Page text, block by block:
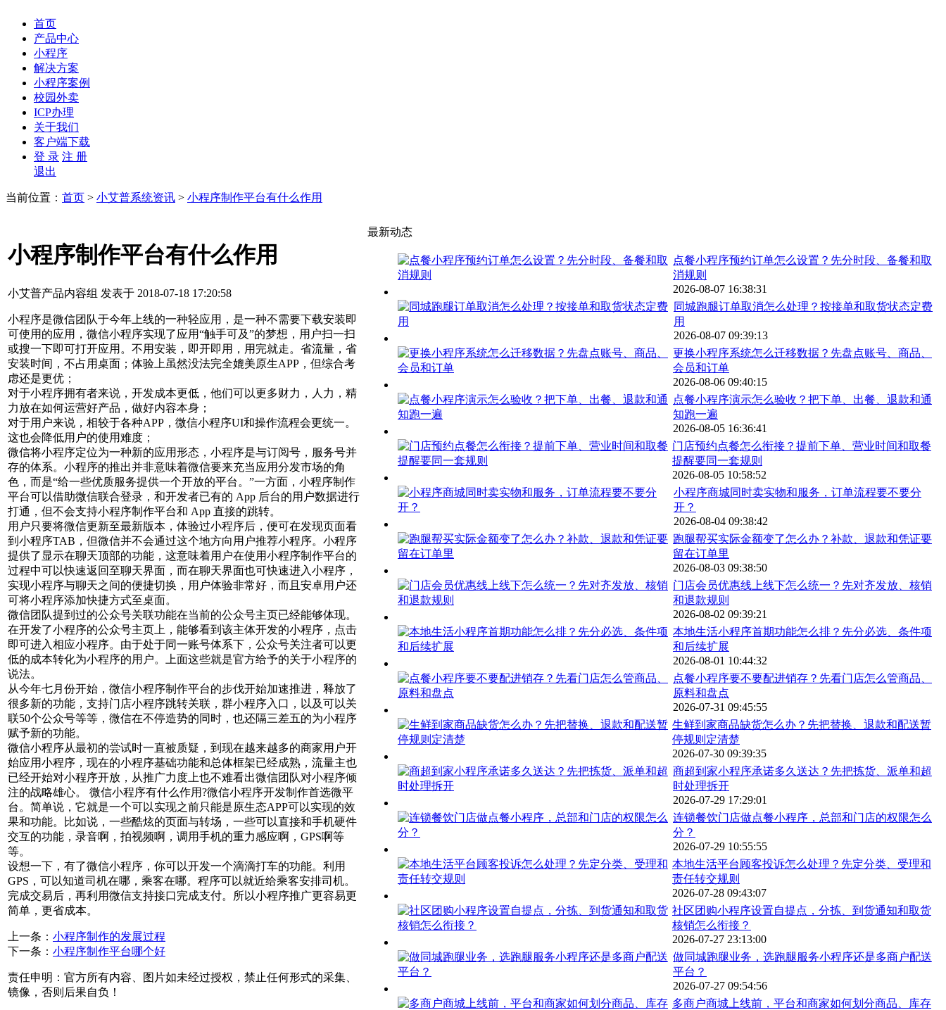
首页
产品中心
小程序
解决方案
小程序案例
校园外卖
ICP办理
关于我们
客户端下载
登 录 注 册
退出
当前位置： 首页 > 小艾普系统资讯 > 小程序制作平台有什么作用
小程序制作平台有什么作用
小艾普产品内容组 发表于 2018-07-18 17:20:58
小程序是微信团队于今年上线的一种轻应用，是一种不需要下载安装即
可使用的应用，微信小程序实现了应用“触手可及”的梦想，用户扫一扫
或搜一下即可打开应用。不用安装，即开即用，用完就走。省流量，省
安装时间，不占用桌面；体验上虽然没法完全媲美原生APP，但综合考
虑还是更优；
对于小程序拥有者来说，开发成本更低，他们可以更多财力，人力，精
力放在如何运营好产品，做好内容本身；
对于用户来说，相较于各种APP，微信小程序UI和操作流程会更统一。
这也会降低用户的使用难度；
微信将小程序定位为一种新的应用形态，小程序是与订阅号，服务号并
存的体系。小程序的推出并非意味着微信要来充当应用分发市场的角
色，而是“给一些优质服务提供一个开放的平台。”一方面，小程序制作
平台可以借助微信联合登录，和开发者已有的 App 后台的用户数据进行
打通，但不会支持小程序制作平台和 App 直接的跳转。
用户只要将微信更新至最新版本，体验过小程序后，便可在发现页面看
到小程序TAB，但微信并不会通过这个地方向用户推荐小程序。小程序
提供了显示在聊天顶部的功能，这意味着用户在使用小程序制作平台的
过程中可以快速返回至聊天界面，而在聊天界面也可快速进入小程序，
实现小程序与聊天之间的便捷切换，用户体验非常好，而且安卓用户还
可将小程序添加快捷方式至桌面。
微信团队提到过的公众号关联功能在当前的公众号主页已经能够体现。
在开发了小程序的公众号主页上，能够看到该主体开发的小程序，点击
即可进入相应小程序。由于处于同一账号体系下，公众号关注者可以更
低的成本转化为小程序的用户。上面这些就是官方给予的关于小程序的
说法。
从今年七月份开始，微信小程序制作平台的步伐开始加速推进，释放了
很多新的功能，支持门店小程序跳转关联，群小程序入口，以及可以关
联50个公众号等等，微信在不停造势的同时，也还隔三差五的为小程序
赋予新的功能。
微信小程序从最初的尝试时一直被质疑，到现在越来越多的商家用户开
始应用小程序，现在的小程序基础功能和总体框架已经成熟，流量主也
已经开始对小程序开放，从推广力度上也不难看出微信团队对小程序倾
注的战略雄心。 微信小程序有什么作用?微信小程序开发制作首选微平
台。简单说，它就是一个可以实现之前只能是原生态APP可以实现的效
果和功能。比如说，一些酷炫的页面与转场，一些可以直接和手机硬件
交互的功能，录音啊，拍视频啊，调用手机的重力感应啊，GPS啊等
等。
设想一下，有了微信小程序，你可以开发一个滴滴打车的功能。利用
GPS，可以知道司机在哪，乘客在哪。程序可以就近给乘客安排司机。
完成交易后，再利用微信支持接口完成支付。所以小程序推广更容易更
简单，更省成本。
上一条： 小程序制作的发展过程
下一条： 小程序制作平台哪个好
责任申明：官方所有内容、图片如未经过授权，禁止任何形式的采集、
镜像，否则后果自负！
最新动态
点餐小程序预约订单怎么设置？先分时段、备餐和取
消规则
2026-08-07 16:38:31
同城跑腿订单取消怎么处理？按接单和取货状态定费
用
2026-08-07 09:39:13
更换小程序系统怎么迁移数据？先盘点账号、商品、
会员和订单
2026-08-06 09:40:15
点餐小程序演示怎么验收？把下单、出餐、退款和通
知跑一遍
2026-08-05 16:36:41
门店预约点餐怎么衔接？提前下单、营业时间和取餐
提醒要同一套规则
2026-08-05 10:58:52
小程序商城同时卖实物和服务，订单流程要不要分
开？
2026-08-04 09:38:42
跑腿帮买实际金额变了怎么办？补款、退款和凭证要
留在订单里
2026-08-03 09:38:50
门店会员优惠线上线下怎么统一？先对齐发放、核销
和退款规则
2026-08-02 09:39:21
本地生活小程序首期功能怎么排？先分必选、条件项
和后续扩展
2026-08-01 10:44:32
点餐小程序要不要配进销存？先看门店怎么管商品、
原料和盘点
2026-07-31 09:45:55
生鲜到家商品缺货怎么办？先把替换、退款和配送暂
停规则定清楚
2026-07-30 09:39:35
商超到家小程序承诺多久送达？先把拣货、派单和超
时处理拆开
2026-07-29 17:29:01
连锁餐饮门店做点餐小程序，总部和门店的权限怎么
分？
2026-07-29 10:55:55
本地生活平台顾客投诉怎么处理？先定分类、受理和
责任转交规则
2026-07-28 09:43:07
社区团购小程序设置自提点，分拣、到货通知和取货
核销怎么衔接？
2026-07-27 23:13:00
做同城跑腿业务，选跑腿服务小程序还是多商户配送
平台？
2026-07-27 09:54:56
多商户商城上线前，平台和商家如何划分商品、库存